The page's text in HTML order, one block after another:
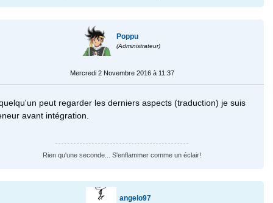
Poppu
(Administrateur)
Mercredi 2 Novembre 2016 à 11:37
peut regarder les derniers aspects (traduction) je suis
avant intégration.
Rien qu'une seconde... S'enflammer comme un éclair!
angelo97